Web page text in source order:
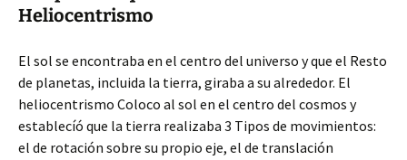
Heliocentrismo
El sol se encontraba en el centro del universo y que el Resto
de planetas, incluida la tierra, giraba a su alrededor. El
heliocentrismo Coloco al sol en el centro del cosmos y
establecíó que la tierra realizaba 3 Tipos de movimientos:
el de rotación sobre su propio eje, el de translación